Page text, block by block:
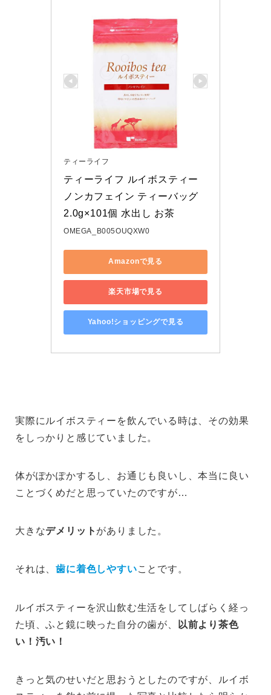
ティーライフ
ティーライフ ルイボスティー
ノンカフェイン ティーバッグ
2.0g×101個 水出し お茶
OMEGA_B005OUQXW0
Amazonで見る
楽天市場で見る
Yahoo!ショッピングで見る
実際にルイボスティーを飲んでいる時は、その効果
をしっかりと感じていました。
体がぽかぽかするし、お通じも良いし、本当に良い
ことづくめだと思っていたのですが…
大きなデメリット がありました。
それは、歯に着色しやすいことです。
ルイボスティーを沢山飲む生活をしてしばらく経っ
た頃、ふと鏡に映った自分の歯が、
以前より茶色
い！汚い！
きっと気のせいだと思おうとしたのですが、ルイボ